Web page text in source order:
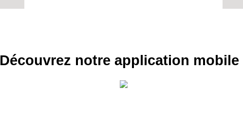
Découvrez notre application mobile